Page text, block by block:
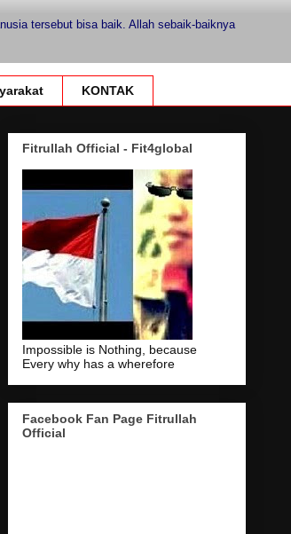
tersebut bisa baik. Allah sebaik-baiknya
KONTAK
Fitrullah Official - Fit4global
Impossible is Nothing, because
Every why has a wherefore
Facebook Fan Page Fitrullah
Official